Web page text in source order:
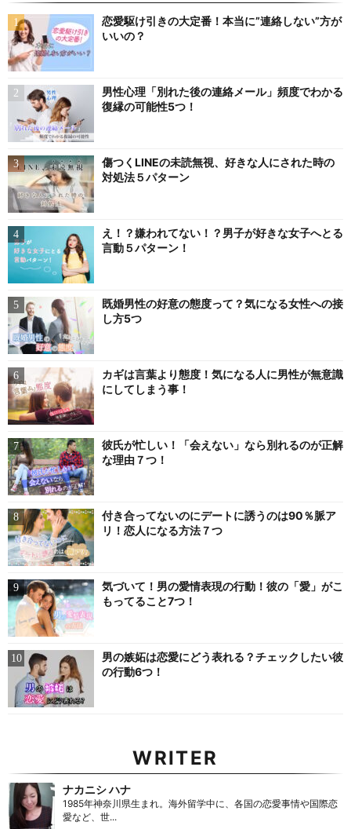
恋愛駆け引きの大定番！本当に”連絡しない”方が
いいの？
男性心理「別れた後の連絡メール」頻度でわかる
復縁の可能性5つ！
傷つくLINEの未読無視、好きな人にされた時の
対処法５パターン
え！？嫌われてない！？男子が好きな女子へとる
言動５パターン！
既婚男性の好意の態度って？気になる女性への接
し方5つ
カギは言葉より態度！気になる人に男性が無意識
にしてしまう事！
彼氏が忙しい！「会えない」なら別れるのが正解
な理由７つ！
付き合ってないのにデートに誘うのは90％脈ア
リ！恋人になる方法７つ
気づいて！男の愛情表現の行動！彼の「愛」がこ
もってること7つ！
男の嫉妬は恋愛にどう表れる？チェックしたい彼
の行動6つ！
WRITER
ナカニシ ハナ
1985年神奈川県生まれ。海外留学中に、各国の恋愛事情や国際恋
愛など、世...